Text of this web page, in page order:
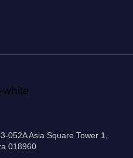
052A Asia Square Tower 1,
018960